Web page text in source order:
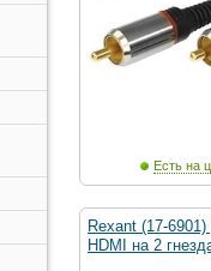
Есть на
Rexant (17-
HDMI на 2